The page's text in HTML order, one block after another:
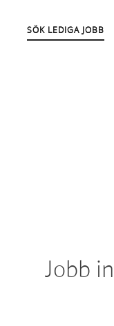
SÖK LEDIGA JOBB
Jobb